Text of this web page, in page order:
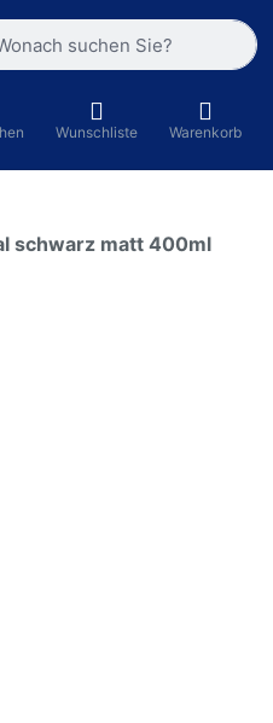
Sie einen Suchbegriff ein.
Wunschliste Warenkorb
schwarz matt 400ml